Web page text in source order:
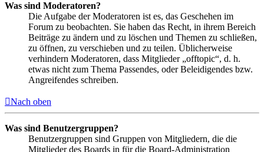
Was sind Moderatoren?
Die Aufgabe der Moderatoren ist es, das Geschehen im
Forum zu beobachten. Sie haben das Recht, in ihrem Bereich
Beiträge zu ändern und zu löschen und Themen zu schließen,
zu öffnen, zu verschieben und zu teilen. Üblicherweise
verhindern Moderatoren, dass Mitglieder „offtopic“, d. h.
etwas nicht zum Thema Passendes, oder Beleidigendes bzw.
Angreifendes schreiben.
Nach oben
Was sind Benutzergruppen?
Benutzergruppen sind Gruppen von Mitgliedern, die die
Mitglieder des Boards in für die Board-Administration